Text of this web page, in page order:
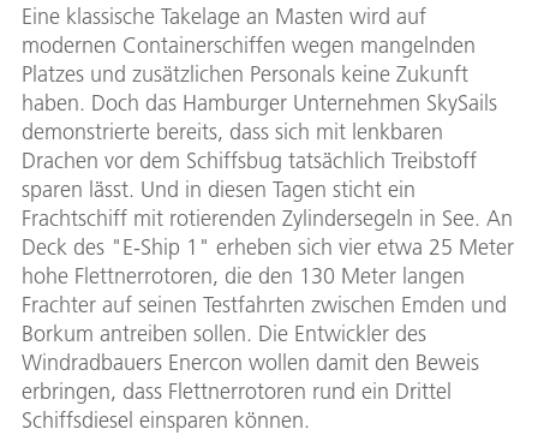
Eine klassische Takelage an Masten wird auf
modernen Containerschiffen wegen mangelnden
Platzes und zusätzlichen Personals keine Zukunft
haben. Doch das Hamburger Unternehmen SkySails
demonstrierte bereits, dass sich mit lenkbaren
Drachen vor dem Schiffsbug tatsächlich Treibstoff
sparen lässt. Und in diesen Tagen sticht ein
Frachtschiff mit rotierenden Zylindersegeln in See. An
Deck des "E-Ship 1" erheben sich vier etwa 25 Meter
hohe Flettnerrotoren, die den 130 Meter langen
Frachter auf seinen Testfahrten zwischen Emden und
Borkum antreiben sollen. Die Entwickler des
Windradbauers Enercon wollen damit den Beweis
erbringen, dass Flettnerrotoren rund ein Drittel
Schiffsdiesel einsparen können.